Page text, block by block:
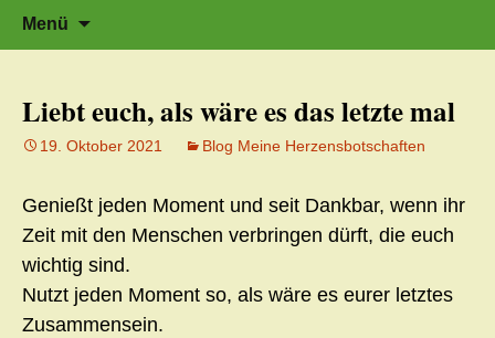
ZumHerzflüstern – Sonja Schwarzmaier –
Herzfluestern.de
Zeit für neue Wege
Menü
nach:
Liebt euch, als wäre es das letzte mal
19. Oktober 2021 Blog Meine Herzensbotschaften
Genießt jeden Moment und seit Dankbar, wenn ihr
Zeit mit den Menschen verbringen dürft, die euch
wichtig sind.
Nutzt jeden Moment so, als wäre es eurer letztes
Zusammensein.